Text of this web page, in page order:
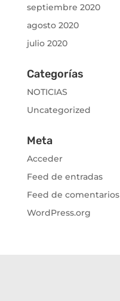
septiembre 2020
agosto 2020
julio 2020
Categorías
NOTICIAS
Uncategorized
Meta
Acceder
Feed de entradas
Feed de comentarios
WordPress.org